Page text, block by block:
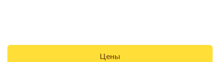
Цены